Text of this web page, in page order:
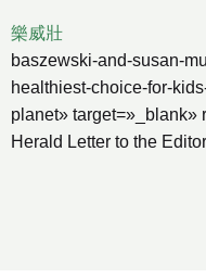
樂威壯
baszewski-and-susan-
healthiest-choice-for-
planet» target=»_blank»
Herald Letter to the